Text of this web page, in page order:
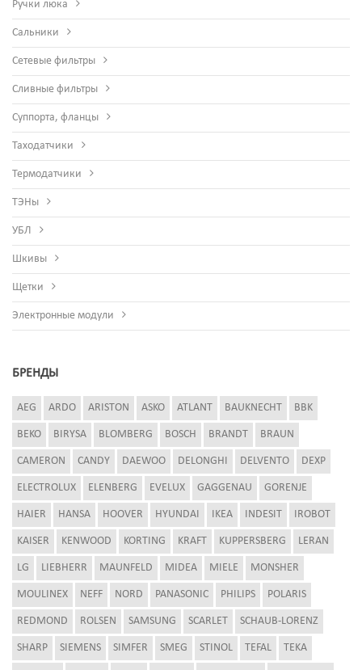
Ручки люка
Сальники
Сетевые фильтры
Сливные фильтры
Суппорта, фланцы
Таходатчики
Термодатчики
ТЭНы
УБЛ
Шкивы
Щетки
Электронные модули
БРЕНДЫ
AEG ARDO ARISTON ASKO ATLANT BAUKNECHT BBK
BEKO BIRYSA BLOMBERG BOSCH BRANDT BRAUN
CAMERON CANDY DAEWOO DELONGHI DELVENTO DEXP
ELECTROLUX ELENBERG EVELUX GAGGENAU GORENJE
HAIER HANSA HOOVER HYUNDAI IKEA INDESIT IROBOT
KAISER KENWOOD KORTING KRAFT KUPPERSBERG LERAN
LG LIEBHERR MAUNFELD MIDEA MIELE MONSHER
MOULINEX NEFF NORD PANASONIC PHILIPS POLARIS
REDMOND ROLSEN SAMSUNG SCARLET SCHAUB-LORENZ
SHARP SIEMENS SIMFER SMEG STINOL TEFAL TEKA